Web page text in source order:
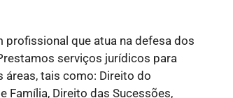
profissional que atua na defesa dos
serviços jurídicos para
tais como: Direito do
Família, Direito das Sucessões,